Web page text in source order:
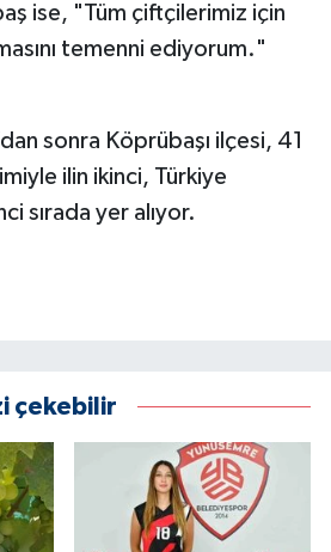
ise, "Tüm çiftçilerimiz için
temenni ediyorum."
sonra Köprübaşı ilçesi, 41
ilin ikinci, Türkiye
sırada yer alıyor.
çekebilir